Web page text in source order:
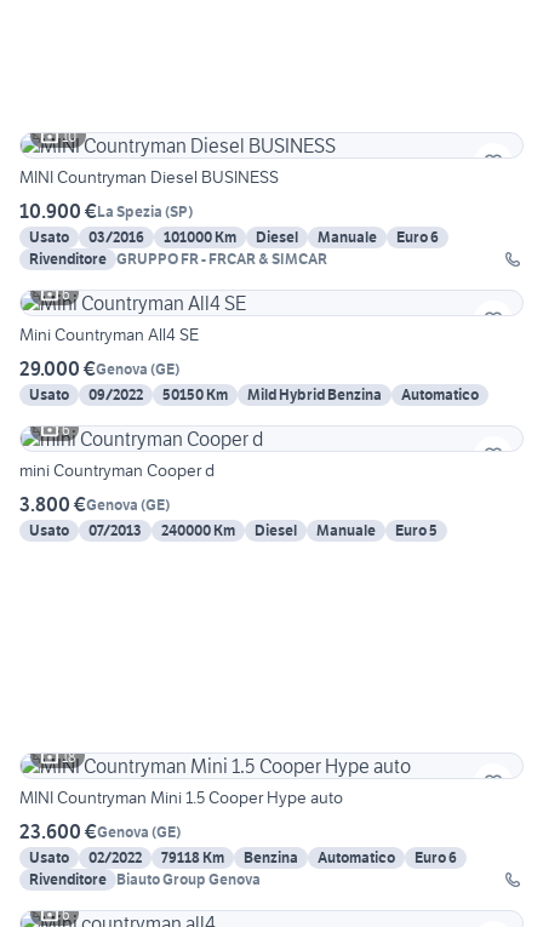
10
MINI Countryman Diesel BUSINESS
10.900 €La Spezia (SP)
Usato
03/2016 101000 Km Diesel Manuale
Euro 6
Rivenditore GRUPPO FR - FRCAR & SIMCAR
6
Mini Countryman All4 SE
29.000 €Genova (GE)
Usato
09/2022 50150 Km Mild Hybrid Benzina
Automatico
6
mini Countryman Cooper d
3.800 €Genova (GE)
Usato
07/2013 240000 Km Diesel Manuale Euro 5
18
MINI Countryman Mini 1.5 Cooper Hype auto
23.600 €Genova (GE)
Usato
02/2022 79118 Km Benzina Automatico
Euro 6
Rivenditore Biauto Group Genova
6